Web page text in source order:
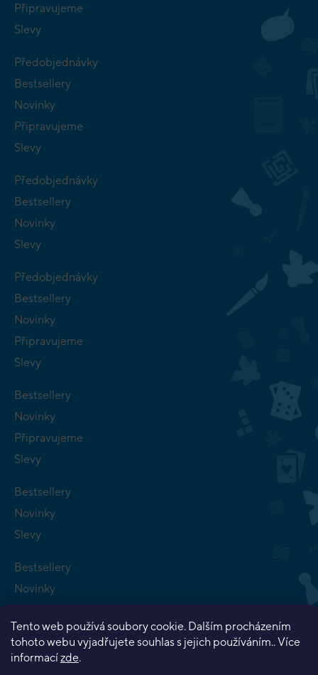
Tento web používá soubory cookie. Dalším procházením
tohoto webu vyjadřujete souhlas s jejich používáním.. Více
informacízde.
Připravujeme
Slevy
Předobjednávky
Bestsellery
Novinky
Připravujeme
Slevy
Předobjednávky
Bestsellery
Novinky
Slevy
Předobjednávky
Bestsellery
Novinky
Připravujeme
Slevy
Bestsellery
Novinky
Připravujeme
Slevy
Bestsellery
Novinky
Slevy
Bestsellery
Novinky
Slevy